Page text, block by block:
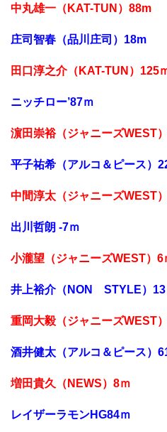
中丸雄一（KAT-TUN）88m
庄司智春（品川庄司）18m
田口淳之介（KAT-TUN）125
ニッチロー’87ｍ
濵田崇裕（ジャニーズWEST
平子祐希（アルコ＆ピース）
中間淳太（ジャニーズWEST
出川哲朗 -7ｍ
小瀧望（ジャニーズWEST）6
井上裕介（NON STYLE）13
重岡大毅（ジャニーズWEST
酒井健太（アルコ＆ピース）
増田貴久（NEWS）8ｍ
レイザーラモンHG84ｍ